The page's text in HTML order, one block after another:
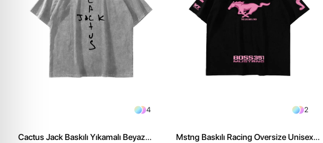
4
Cactus Jack Baskılı Yıkamalı Beyaz
2
Mstng Baskılı Racing Oversize Unisex